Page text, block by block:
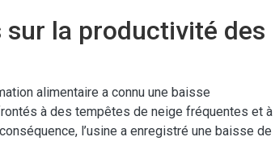
la productivité des
alimentaire a connu une baisse
à des tempêtes de neige fréquentes et à
l’usine a enregistré une baisse de